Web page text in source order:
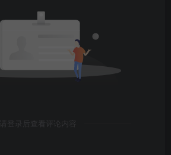
请登录后查看评论内容